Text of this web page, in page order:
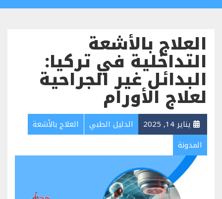
العلاج بالأشعة
التداخلية في تركيا:
البدائل غير الجراحية
لعلاج الأورام
يناير 14, 2025 الدليل الطبي
العلاج بالأشعة
المدونة